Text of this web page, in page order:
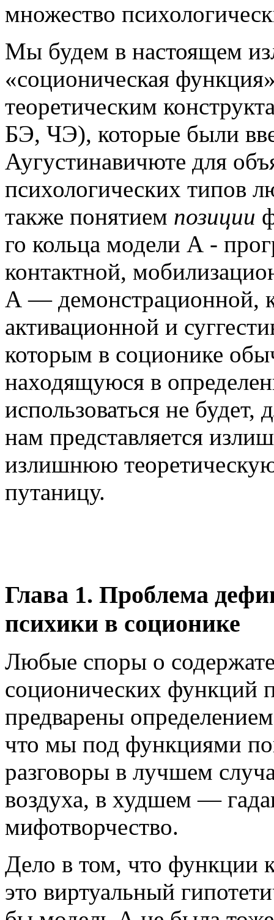
множество
Мы будем в настоящем
«соционическая
теоретическим
БЭ, ЧЭ), которые были
Аугустинавичюте для
психологических типов
также понятием позиции
го кольца модели А -
контактной,
А — демонстрационной,
активационной и
которым в соционике
находящуюся в
использоваться не будет,
нам представляется
излишнюю
путаницу.
Глава 1. Проблема
психики в соционике
Любые споры о
соционических функций
предварены
что мы под функциями
разговоры в лучшем
воздуха, в худшем —
мифотворчество.
Дело в том, что функции
это виртуальный